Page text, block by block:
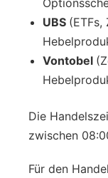
UBS
Vontobel
Die
zwischen
Für den